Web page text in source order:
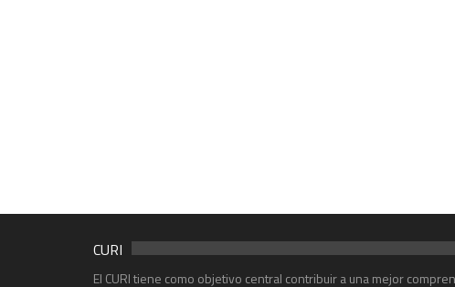
CURI
El CURI tiene como objetivo central contribuir a una mejor